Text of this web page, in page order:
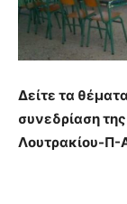
Δείτε τα
συνεδρίαση
Λουτρακίου-Π-